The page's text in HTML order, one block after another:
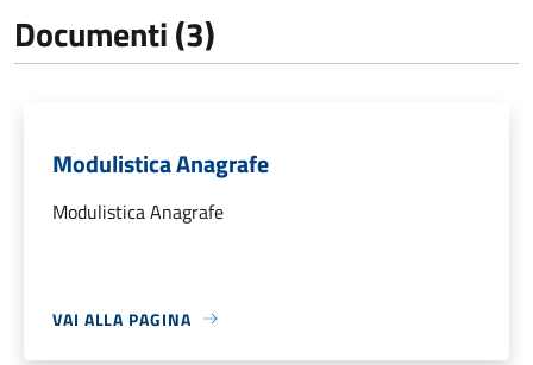
Documenti (3)
Modulistica Anagrafe
Modulistica Anagrafe
VAI ALLA PAGINA